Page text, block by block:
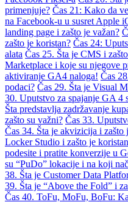
primenjuje? Čas 21: Kako da
na Facebook-u u susret Apple
landing page i zašto je važan?
zašto je koristan? Čas 24:
alata Čas 25. Šta je CMS i
Marketplace i koje su njegove
aktiviranje GA4 naloga! Čas
podaci? Čas 29. Šta je Visual
30. Uputstvo za spajanje GA 4
Šta predstavlja zadržavanje
zašto su važni? Čas 33.
Čas 34. Šta je akvizicija i zašto
Locker Studio i zašto je
podesite i pratite konverzije u
su “PuDo” lokacije i na koji
38. Šta je Customer Data
39. Šta je “Above the Fold” i
Čas 40. ToFu, MoFu, BoFu: